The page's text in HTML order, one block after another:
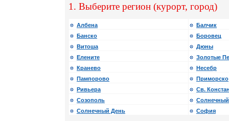
1. Выберите регион (курорт, город)
Албена
Балчик
Банско
Боровец
Витоша
Дюны
Елените
Золотые
Кранево
Несебр
Пампорово
Приморско
Ривьера
Св.
Созополь
Солнечный
Солнечный День
София